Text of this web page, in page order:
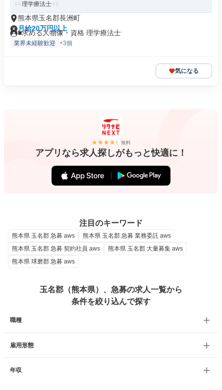
理学療法士
熊本県玉名郡長洲町
月給20万円以上
■求める人物像・資格 理学療法士
業界未経験歓迎 +3個
気になる
無料
アプリなら求人探しがもっと快適に！
注目のキーワード
熊本県 玉名郡 急募 aws
熊本県 玉名郡 急募 業務委託 aws
熊本県 玉名郡 急募 契約社員 aws
熊本県 玉名郡 大量募集 aws
熊本県 球磨郡 急募 aws
玉名郡（熊本県）、急募の求人一覧から
条件を絞り込んで探す
職種
雇用形態
年収